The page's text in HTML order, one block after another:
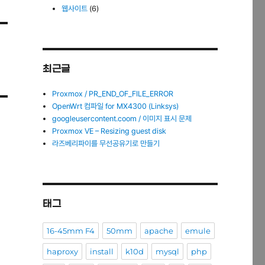
웹사이트 (6)
최근글
Proxmox / PR_END_OF_FILE_ERROR
OpenWrt 컴파일 for MX4300 (Linksys)
googleusercontent.coom / 이미지 표시 문제
Proxmox VE – Resizing guest disk
라즈베리파이를 무선공유기로 만들기
태그
16-45mm F4 50mm apache emule
haproxy install k10d mysql php